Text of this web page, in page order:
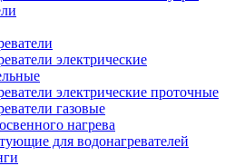
электрические
электрические проточные
газовые
нагрева
для водонагревателей